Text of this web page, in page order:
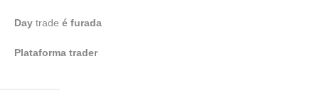
Day trade é furada
Plataforma trader